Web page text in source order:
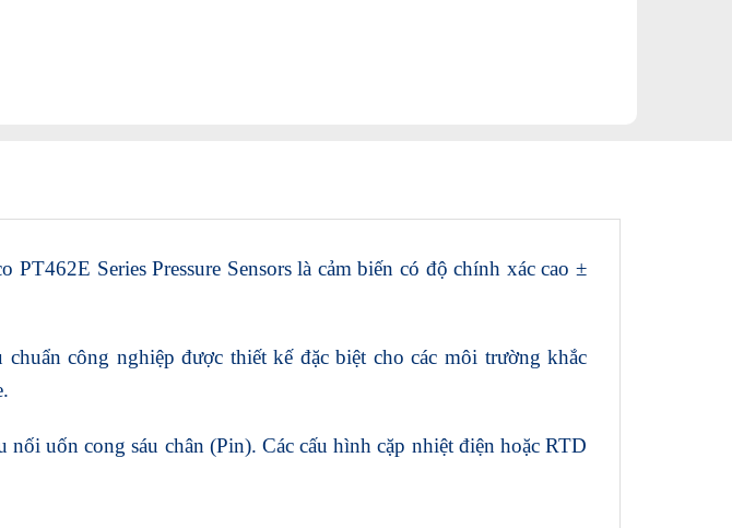
Series Pressure Sensors là cảm biến có độ chính xác cao ±
công nghiệp được thiết kế đặc biệt cho các môi trường khắc
uốn cong sáu chân (Pin). Các cấu hình cặp nhiệt điện hoặc RTD